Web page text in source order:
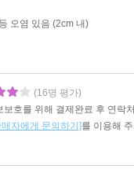
오염 있음 (2cm 내)
(16명 평가)
호를 위해 결제완료 후 연락
매자에게 문의하기]를 이용해